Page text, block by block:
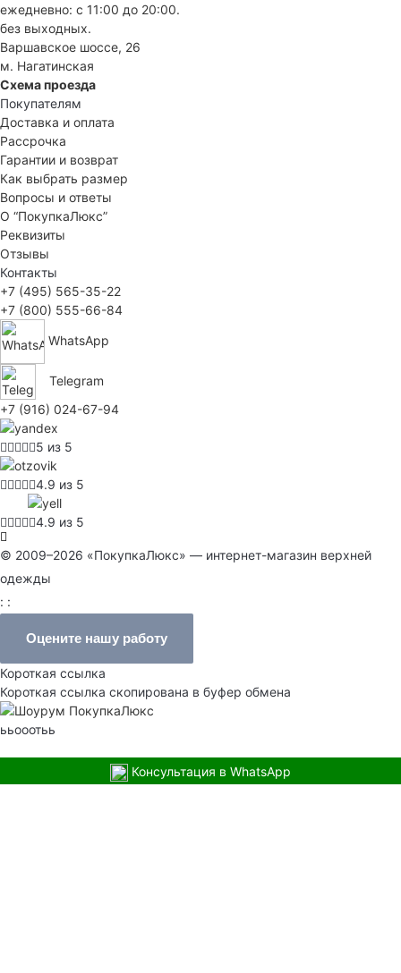
ежедневно: с 11:00 до 20:00.
без выходных.
Варшавское шоссе, 26
м. Нагатинская
Схема проезда
Покупателям
Доставка и оплата
Рассрочка
Гарантии и возврат
Как выбрать размер
Вопросы и ответы
О “ПокупкаЛюкс”
Реквизиты
Отзывы
Контакты
+7 (495) 565-35-22
+7 (800) 555-66-84
WhatsApp
Telegram
+7 (916) 024-67-94
5 из 5
4.9 из 5
4.9 из 5
© 2009–2026 «ПокупкаЛюкс» — интернет-магазин верхней
одежды
: :
Оцените нашу работу
Короткая ссылка
Короткая ссылка скопирована в буфер обмена
ььооотьь
Консультация в WhatsApp